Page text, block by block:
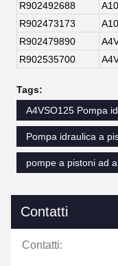
R902492688
R902473173
R902479890
R902535700
Tags:
A4VSO125 Pompa
Pompa idraulica a
pompe a pistoni ad
Contatti
Contatti: